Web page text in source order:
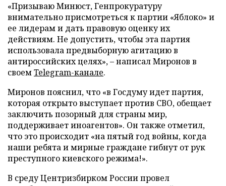
«Призываю Минюст, Генпрокуратуру
внимательно присмотреться к партии «Яблоко» и
ее лидерам и дать правовую оценку их
действиям. Не допустить, чтобы эта партия
использовала предвыборную агитацию в
антироссийских целях», – написал Миронов в
своемTelegram-канале.
Миронов пояснил, что «в Госдуму идет партия,
которая открыто выступает против СВО, обещает
заключить позорный для страны мир,
поддерживает иноагентов». Он также отметил,
что это происходит «на пятый год войны, когда
наши ребята и мирные граждане гибнут от рук
преступного киевского режима!».
В среду Центризбирком России провел